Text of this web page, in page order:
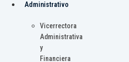
Administrativo
Vicerrectora
Administrativa
y
Financiera